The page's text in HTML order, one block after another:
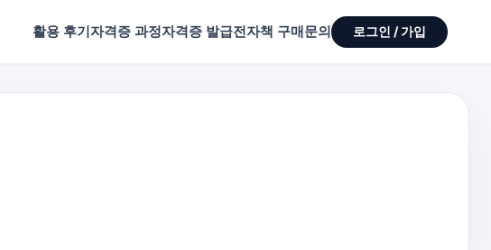
활용 후기자격증 과정자격증 발급전자책 구매문의 로그인 / 가입